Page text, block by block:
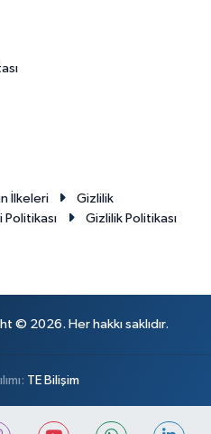
İlkeleri
Gizlilik
Politikası
Gizlilik Politikası
© 2026. Her hakkı saklıdır.
TE Bilişim